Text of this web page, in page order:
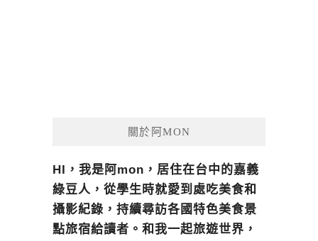
關於阿MON
HI，我是阿mon，居住在台中的嘉義
綠豆人，從學生時就愛到處吃美食和
攝影紀錄，持續尋訪各國特色美食景
點旅宿給讀者。和我一起旅遊世界，